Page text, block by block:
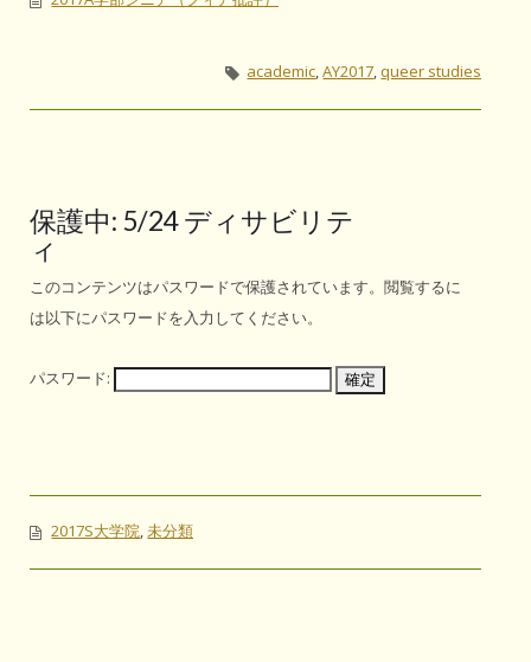
academic,AY2017,queer studies
保護中: 5/24 ディサビリテ
ィ
このコンテンツはパスワードで保護されています。閲覧するに
は以下にパスワードを入力してください。
パスワード:
2017S大学院,未分類